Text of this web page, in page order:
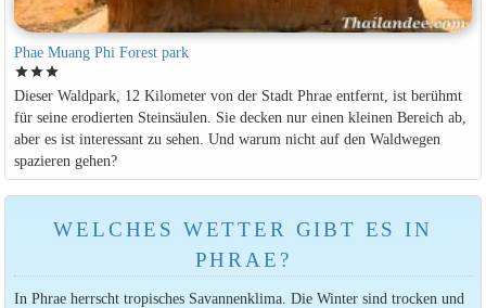
Phae Muang Phi Forest park
starstarstar
Dieser Waldpark, 12 Kilometer von der Stadt Phrae entfernt, ist berühmt
für seine erodierten Steinsäulen. Sie decken nur einen kleinen Bereich ab,
aber es ist interessant zu sehen. Und warum nicht auf den Waldwegen
spazieren gehen?
WELCHES WETTER GIBT ES IN
PHRAE?
In Phrae herrscht tropisches Savannenklima. Die Winter sind trocken und